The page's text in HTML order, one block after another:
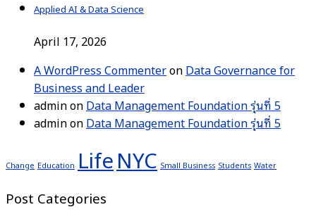
Applied AI & Data Science
April 17, 2026
A WordPress CommenteronData Governance for
Business and Leader
adminonData Management Foundation รุ่นที่ 5
adminonData Management Foundation รุ่นที่ 5
Change Education LifeNYC Small Business Students Water
Post Categories